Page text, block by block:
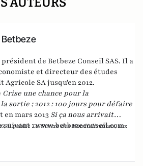
président de Betbeze Conseil SAS. Il a
et directeur des études
Agricole SA jusqu'en 2012.
Crise une chance pour la
sortie ; 2012 : 100 jours pour défaire
en mars 2013 Si ça nous arrivait
il publie La Guerre des Mondialisations, aux
"La France, ce malade imaginaire"
suivant :www.betbezeconseil.com